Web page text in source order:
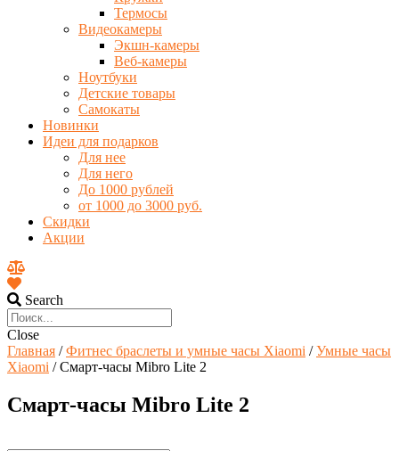
Термосы
Видеокамеры
Экшн-камеры
Веб-камеры
Ноутбуки
Детские товары
Самокаты
Новинки
Идеи для подарков
Для нее
Для него
До 1000 рублей
от 1000 до 3000 руб.
Скидки
Акции
Search
Close
Главная /Фитнес браслеты и умные часы Xiaomi /Умные часы
Xiaomi / Смарт-часы Mibro Lite 2
Смарт-часы Mibro Lite 2